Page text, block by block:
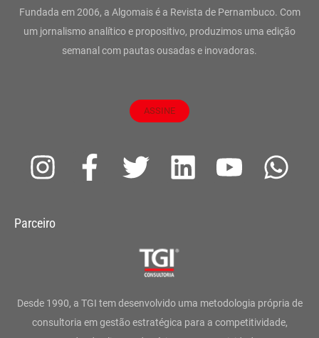
Fundada em 2006, a Algomais é a Revista de Pernambuco. Com
um jornalismo analítico e propositivo, produzimos uma edição
semanal com pautas ousadas e inovadoras.
ASSINE
I
s
g
r
F
a
o
o
T
t
e
r
L
d
i
Y
b
e
W
a
p
Parceiro
Desde 1990, a TGI tem desenvolvido uma metodologia própria de
consultoria em gestão estratégica para a competitividade,